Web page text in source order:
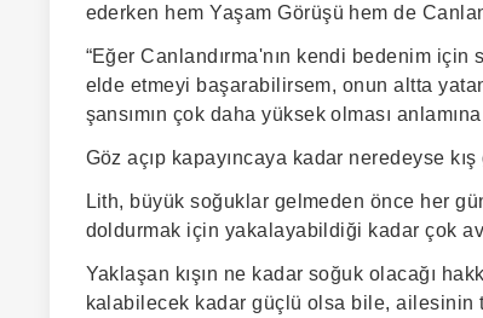
ederken hem Yaşam Görüşü hem de
“Eğer Canlandırma'nın kendi bedenim için
elde etmeyi başarabilirsem, onun altta
şansımın çok daha yüksek olması
Göz açıp kapayıncaya kadar neredeyse
Lith, büyük soğuklar gelmeden önce her
doldurmak için yakalayabildiği kadar çok av
Yaklaşan kışın ne kadar soğuk olacağı
kalabilecek kadar güçlü olsa bile,